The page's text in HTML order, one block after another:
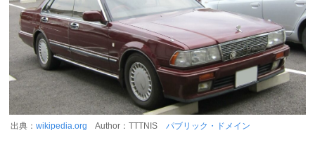
出典： wikipedia.org Author：TTTNIS パブリック・ドメイン